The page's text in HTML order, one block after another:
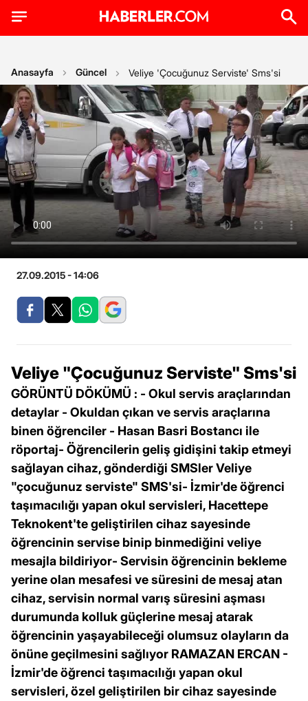
Anasayfa Güncel Veliye 'Çocuğunuz Serviste' Sms'si
27.09.2015 - 14:06
Veliye "Çocuğunuz Serviste" Sms'si
GÖRÜNTÜ DÖKÜMÜ : - Okul servis araçlarından
detaylar - Okuldan çıkan ve servis araçlarına
binen öğrenciler - Hasan Basri Bostancı ile
röportaj- Öğrencilerin geliş gidişini takip etmeyi
sağlayan cihaz, gönderdiği SMSler Veliye
"çocuğunuz serviste" SMS'si- İzmir'de öğrenci
taşımacılığı yapan okul servisleri, Hacettepe
Teknokent'te geliştirilen cihaz sayesinde
öğrencinin servise binip binmediğini veliye
mesajla bildiriyor- Servisin öğrencinin bekleme
yerine olan mesafesi ve süresini de mesaj atan
cihaz, servisin normal varış süresini aşması
durumunda kolluk güçlerine mesaj atarak
öğrencinin yaşayabileceği olumsuz olayların da
önüne geçilmesini sağlıyor RAMAZAN ERCAN -
İzmir'de öğrenci taşımacılığı yapan okul
servisleri, özel geliştirilen bir cihaz sayesinde